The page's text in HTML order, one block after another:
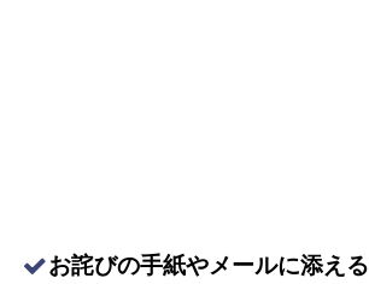
お詫びの手紙やメールに添え